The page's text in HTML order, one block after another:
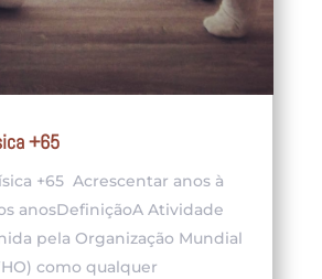
+65
+65 Acrescentar anos à
anosDefiniçãoA Atividade
pela Organização Mundial
como qualquer